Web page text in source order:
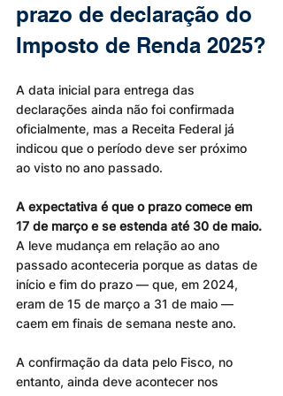
prazo de declaração do
Imposto de Renda 2025?
A data inicial para entrega das
declarações ainda não foi confirmada
oficialmente, mas a Receita Federal já
indicou que o período deve ser próximo
ao visto no ano passado.
A expectativa é que o prazo comece em
17 de março e se estenda até 30 de maio.
A leve mudança em relação ao ano
passado aconteceria porque as datas de
início e fim do prazo — que, em 2024,
eram de 15 de março a 31 de maio —
caem em finais de semana neste ano.
A confirmação da data pelo Fisco, no
entanto, ainda deve acontecer nos